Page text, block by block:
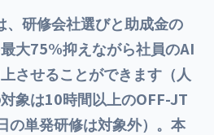
研修会社選びと助成金の
大75%抑えながら社員のAI
させることができます（人
象は10時間以上のOFF-JT
の単発研修は対象外）。本